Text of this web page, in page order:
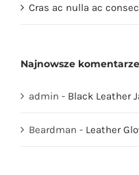
Cras ac nulla ac
Najnowsze komentarze
admin - Black Leather
Beardman - Leather